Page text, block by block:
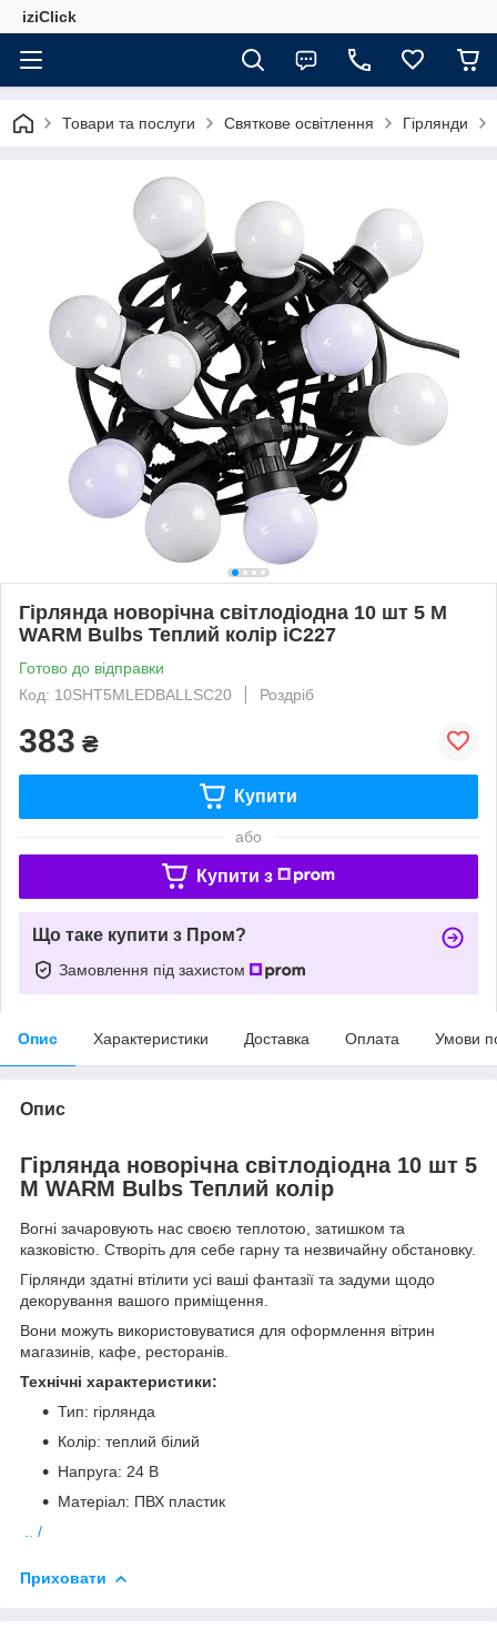
iziClick
Товари та послуги Святкове освітлення Гірлянди
Гірлянда новорічна світлодіодна 10 шт 5 M
WARM Bulbs Теплий колір iC227
Готово до відправки
Код: 10SHT5MLEDBALLSC20
Роздріб
383 ₴
Купити
або
Купити з
Що таке купити з Пром?
Замовлення під захистом
Опис Характеристики Доставка Оплата Умови
Опис
Гірлянда новорічна світлодіодна 10 шт 5
M WARM Bulbs Теплий колір
Вогні зачаровують нас своєю теплотою, затишком та
казковістю. Створіть для себе гарну та незвичайну обстановку.
Гірлянди здатні втілити усі ваші фантазії та задуми щодо
декорування вашого приміщення.
Вони можуть використовуватися для оформлення вітрин
магазинів, кафе, ресторанів.
Технічні характеристики:
Тип: гірлянда
Колір: теплий білий
Напруга: 24 В
Матеріал: ПВХ пластик
.. /
Приховати